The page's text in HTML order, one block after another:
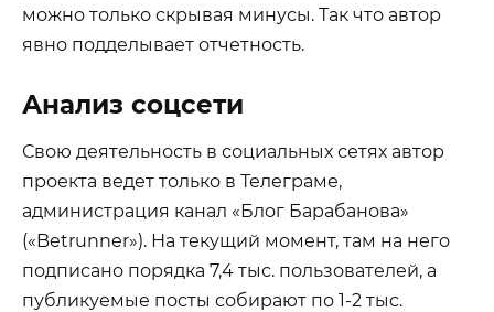
можно только скрывая минусы. Так что автор
явно подделывает отчетность.
Анализ соцсети
Свою деятельность в социальных сетях автор
проекта ведет только в Телеграме,
администрация канал «Блог Барабанова»
(«Betrunner»). На текущий момент, там на него
подписано порядка 7,4 тыс. пользователей, а
публикуемые посты собирают по 1-2 тыс.